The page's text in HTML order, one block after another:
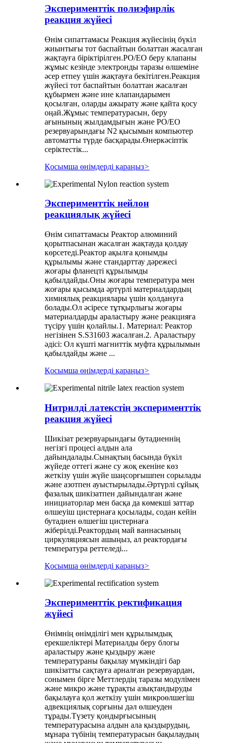
Эксперименттік полиэфирлік
реакция жүйесі
Өнім сипаттамасы Реакция жүйесінің бүкіл
жиынтығы тот баспайтын болаттан жасалған
жақтауға біріктірілген.PO/EO беру клапаны
жұмыс кезінде электронды таразы өлшеміне
әсер етпеу үшін жақтауға бекітілген.Реакция
жүйесі тот баспайтын болаттан жасалған
құбырмен және ине клапандарымен
қосылған, оларды ажырату және қайта қосу
оңай.Жұмыс температурасын, беру
ағынының жылдамдығын және PO/EO
резервуарындағы N2 қысымын компьютер
автоматты түрде басқарады.Өнеркәсіптік
серіктестік...
Қосымша өнімдерді қараңыз>
Эксперименттік нейлон
реакциялық жүйесі
Өнім сипаттамасы Реактор алюминий
қорытпасынан жасалған жақтауда қолдау
көрсетеді.Реактор ақылға қонымды
құрылымы және стандарттау дәрежесі
жоғары фланецті құрылымды
қабылдайды.Оны жоғары температура мен
жоғары қысымда әртүрлі материалдардың
химиялық реакциялары үшін қолдануға
болады.Ол әсіресе тұтқырлығы жоғары
материалдарды араластыру және реакцияға
түсіру үшін қолайлы.1. Материал: Реактор
негізінен S.S31603 жасалған.2. Араластыру
әдісі: Ол күшті магниттік муфта құрылымын
қабылдайды және ...
Қосымша өнімдерді қараңыз>
Нитрилді латекстің эксперименттік
реакция жүйесі
Шикізат резервуарындағы бутадиеннің
негізгі процесі алдын ала
дайындалады.Сынақтың басында бүкіл
жүйеде оттегі және су жоқ екеніне көз
жеткізу үшін жүйе шаңсорғышпен сорылады
және азотпен ауыстырылады.Әртүрлі сұйық
фазалық шикізатпен дайындалған және
инициаторлар мен басқа да көмекші заттар
өлшеуіш цистернаға қосылады, содан кейін
бутадиен өлшегіш цистернаға
жіберілді.Реактордың май ваннасының
циркуляциясын ашыңыз, ал реактордағы
температура реттеледі...
Қосымша өнімдерді қараңыз>
Эксперименттік ректификация
жүйесі
Өнімнің өнімділігі мен құрылымдық
ерекшеліктері Материалды беру блогы
араластыру және қыздыру және
температураны бақылау мүмкіндігі бар
шикізатты сақтауға арналған резервуардан,
сонымен бірге Меттлердің таразы модулімен
және микро және тұрақты азықтандыруды
бақылауға қол жеткізу үшін микроөлшегіш
адвекциялық сорғыны дәл өлшеуден
тұрады.Түзету қондырғысының
температурасына алдын ала қыздырудың,
мұнара түбінің температурасын бақылаудың